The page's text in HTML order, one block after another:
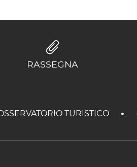
RASSEGNA
TURISTICO